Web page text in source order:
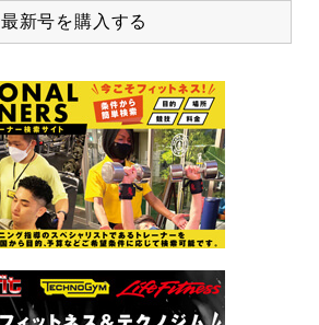
最新号を購入する